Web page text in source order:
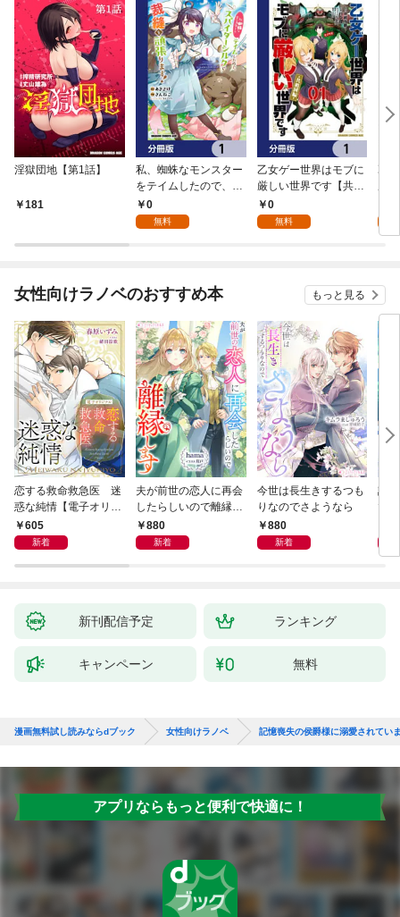
淫獄団地【第1話】
181
私、蜘蛛なモンスター
をテイムしたので、ス
パイダーシルクで裁縫
を頑張ります！【分冊
0
無料
乙女ゲー世界はモブに
厳しい世界です【共和
国編】【分冊版】 1
0
無料
乙
女性向けラノベのおすすめ本 もっと見る
恋する救命救急医 迷
惑な純情【電子オリジ
ナル】
605
新着
夫が前世の恋人に再会
したらしいので離縁し
ます880
新着
今世は長生きするつも
りなのでさようなら
880
新着
話
で
新刊配信予定 ランキング
キャンペーン 無料
漫画無料試し読みならdブック 女性向けラノベ 記憶喪失の侯爵様に溺愛されてい
アプリならもっと便利で快適に！